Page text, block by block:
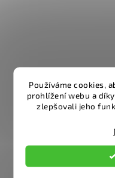
Používáme cookies,
prohlížení webu a
zlepšovali jeho